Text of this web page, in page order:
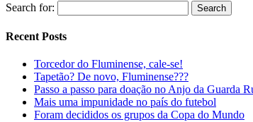
Search for:
Recent Posts
Torcedor do Fluminense, cale-se!
Tapetão? De novo, Fluminense???
Passo a passo para doação no Anjo da Guarda
Mais uma impunidade no país do futebol
Foram decididos os grupos da Copa do Mundo